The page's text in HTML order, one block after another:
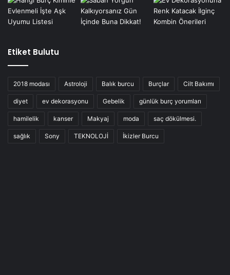
Etiket Bulutu
2018 modası Astroloji Balık burcu Burçlar Cilt Bakımı
diyet ev dekorasyonu Gebelik günlük burç yorumları
hamilelik kanser Makyaj moda saç dökülmesi.
sağlık Sony TEKNOLOJİ İkizler Burcu